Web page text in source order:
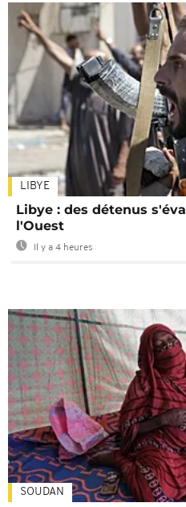
LIBYE
Libye : des détenus
l'Ouest
Il y a 4 heures
SOUDAN